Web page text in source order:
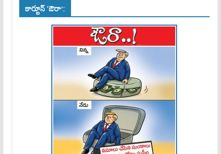
కార్టూన్ ‘ఔరా’: